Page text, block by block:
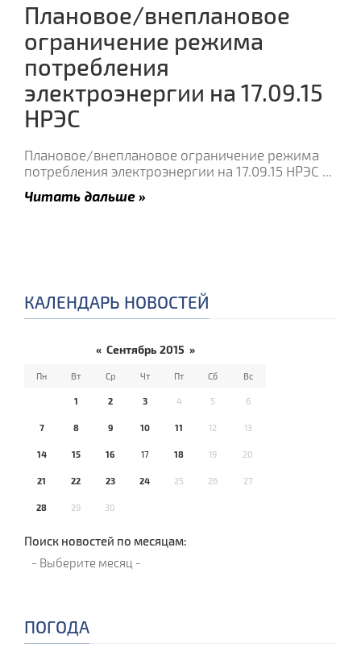
Плановое/внеплановое
ограничение режима
потребления
электроэнергии на 17.09.15
НРЭС
Плановое/внеплановое ограничение режима
потребления электроэнергии на 17.09.15 НРЭС ...
Читать дальше »
КАЛЕНДАРЬ НОВОСТЕЙ
« Сентябрь 2015 »
Пн Вт Ср Чт Пт Сб Вс
1 2 3 4 5 6
7 8 9 10 11 12 13
14 15 16 17 18 19 20
21 22 23 24 25 26 27
28 29 30
Поиск новостей по месяцам:
ПОГОДА